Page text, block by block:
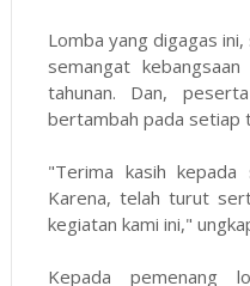
Lomba yang digagas
semangat
tahunan. Dan,
bertambah pada setiap
"Terima kasih
Karena, telah turut
kegiatan kami ini,"
Kepada pemenang